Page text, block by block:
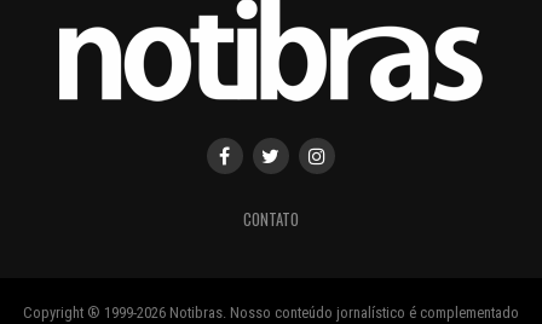
CONTATO
Copyright ® 1999-2026 Notibras. Nosso conteúdo jornalístico é complementado